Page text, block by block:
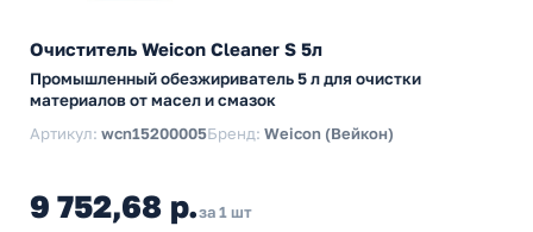
Очиститель Weicon Cleaner S 5л
Промышленный обезжириватель 5 л для очистки
материалов от масел и смазок
Артикул: wcn15200005Бренд: Weicon (Вейкон)
9 752,68 р.за 1 шт